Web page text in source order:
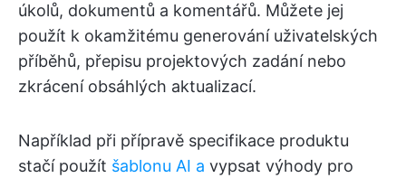
úkolů, dokumentů a komentářů. Můžete jej
použít k okamžitému generování uživatelských
příběhů, přepisu projektových zadání nebo
zkrácení obsáhlých aktualizací.
Například při přípravě specifikace produktu
stačí použít šablonu AI a vypsat výhody pro